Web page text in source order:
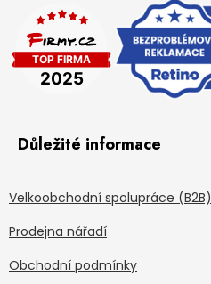
Důležité informace
Velkoobchodní spolupráce (B2B)
Prodejna nářadí
Obchodní podmínky